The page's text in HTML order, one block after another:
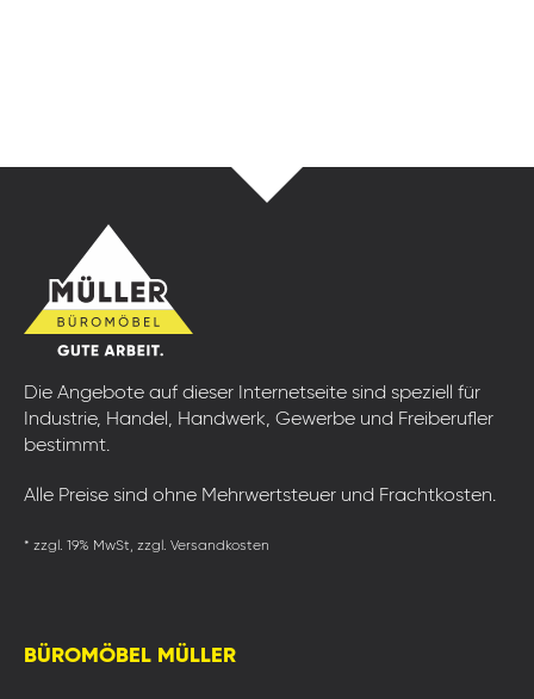
Die Angebote auf dieser Internetseite sind speziell für
Industrie, Handel, Handwerk, Gewerbe und Freiberufler
bestimmt.
Alle Preise sind ohne Mehrwertsteuer und Frachtkosten.
* zzgl. 19% MwSt, zzgl. Versandkosten
BÜROMÖBEL MÜLLER